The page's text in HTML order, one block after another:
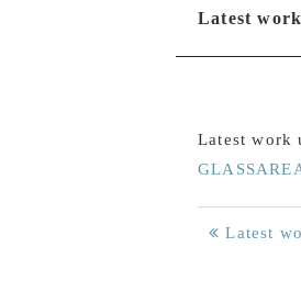
Latest
Latest work
Latest